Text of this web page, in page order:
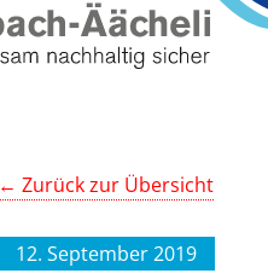
← Zurück zur Übersicht
12. September 2019